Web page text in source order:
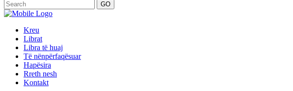
GO
Kreu
Librat
Libra të huaj
Të nënpërfaqësuar
Hapësira
Rreth nesh
Kontakt